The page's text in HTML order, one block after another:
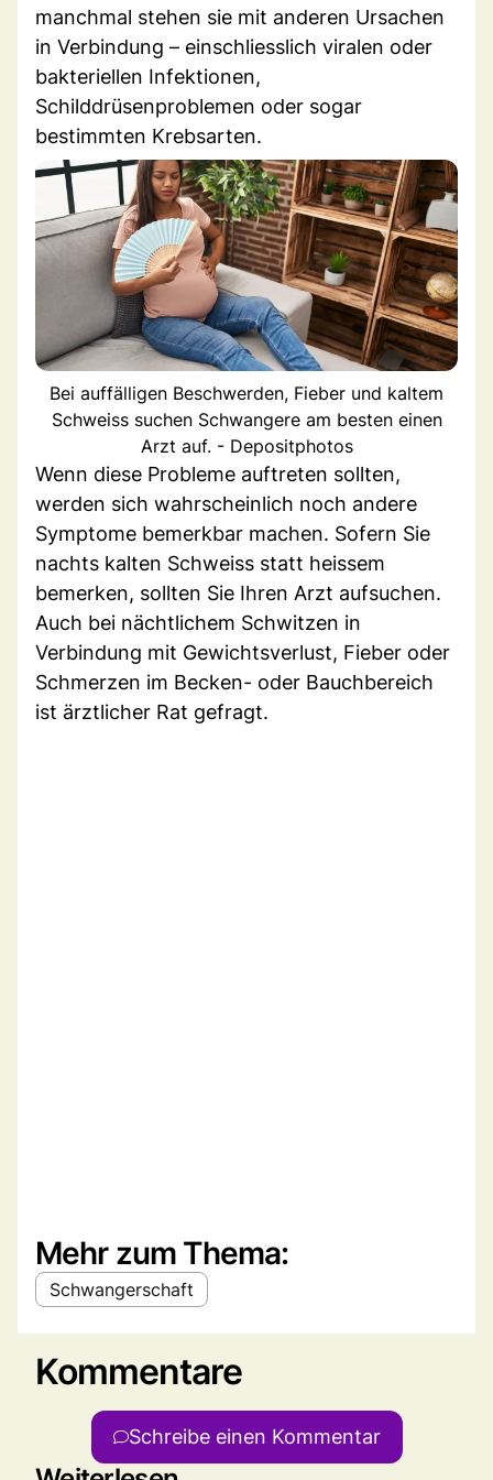
manchmal stehen sie mit anderen Ursachen
in Verbindung – einschliesslich viralen oder
bakteriellen Infektionen,
Schilddrüsenproblemen oder sogar
bestimmten Krebsarten.
Bei auffälligen Beschwerden, Fieber und kaltem
Schweiss suchen Schwangere am besten einen
Arzt auf. - Depositphotos
Wenn diese Probleme auftreten sollten,
werden sich wahrscheinlich noch andere
Symptome bemerkbar machen. Sofern Sie
nachts kalten Schweiss statt heissem
bemerken, sollten Sie Ihren Arzt aufsuchen.
Auch bei nächtlichem Schwitzen in
Verbindung mit Gewichtsverlust, Fieber oder
Schmerzen im Becken- oder Bauchbereich
ist ärztlicher Rat gefragt.
Mehr zum Thema:
Schwangerschaft
Kommentare
Schreibe einen Kommentar